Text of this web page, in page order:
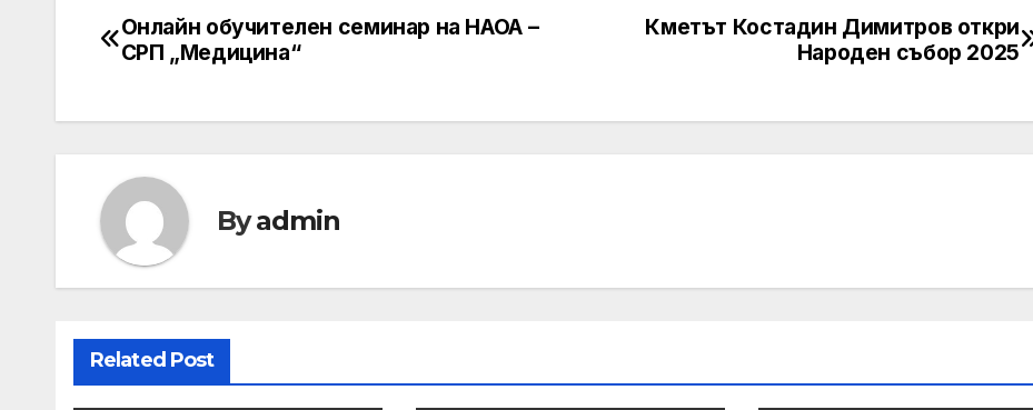
Post
Кметът Костадин Димитров откри
Народен събор 2025
Онлайн обучителен семинар на НАОА –
СРП „Медицина“
Byadmin
Related Post